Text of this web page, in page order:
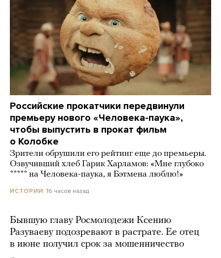
Российские прокатчики передвинули
премьеру нового «Человека-паука»,
чтобы выпустить в прокат фильм
о Колобке
Зрители обрушили его рейтинг еще до премьеры.
Озвучивший хлеб Гарик Харламов: «Мне глубоко
***** на Человека-паука, я Бэтмена люблю!»
ИСТОРИИ 16 часов назад
Бывшую главу Росмолодежи Ксению
Разуваеву подозревают в растрате. Ее отец
в июне получил срок за мошенничество